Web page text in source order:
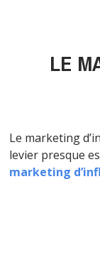
LE
Le marketing
levier presque
marketing